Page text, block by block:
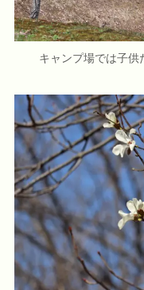
キャンプ場では子供